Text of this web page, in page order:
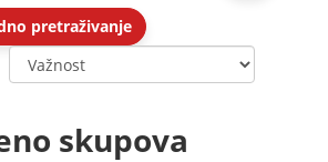
pretraživanje
skupova